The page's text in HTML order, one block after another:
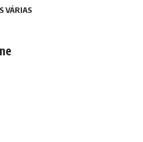
VÁRIAS